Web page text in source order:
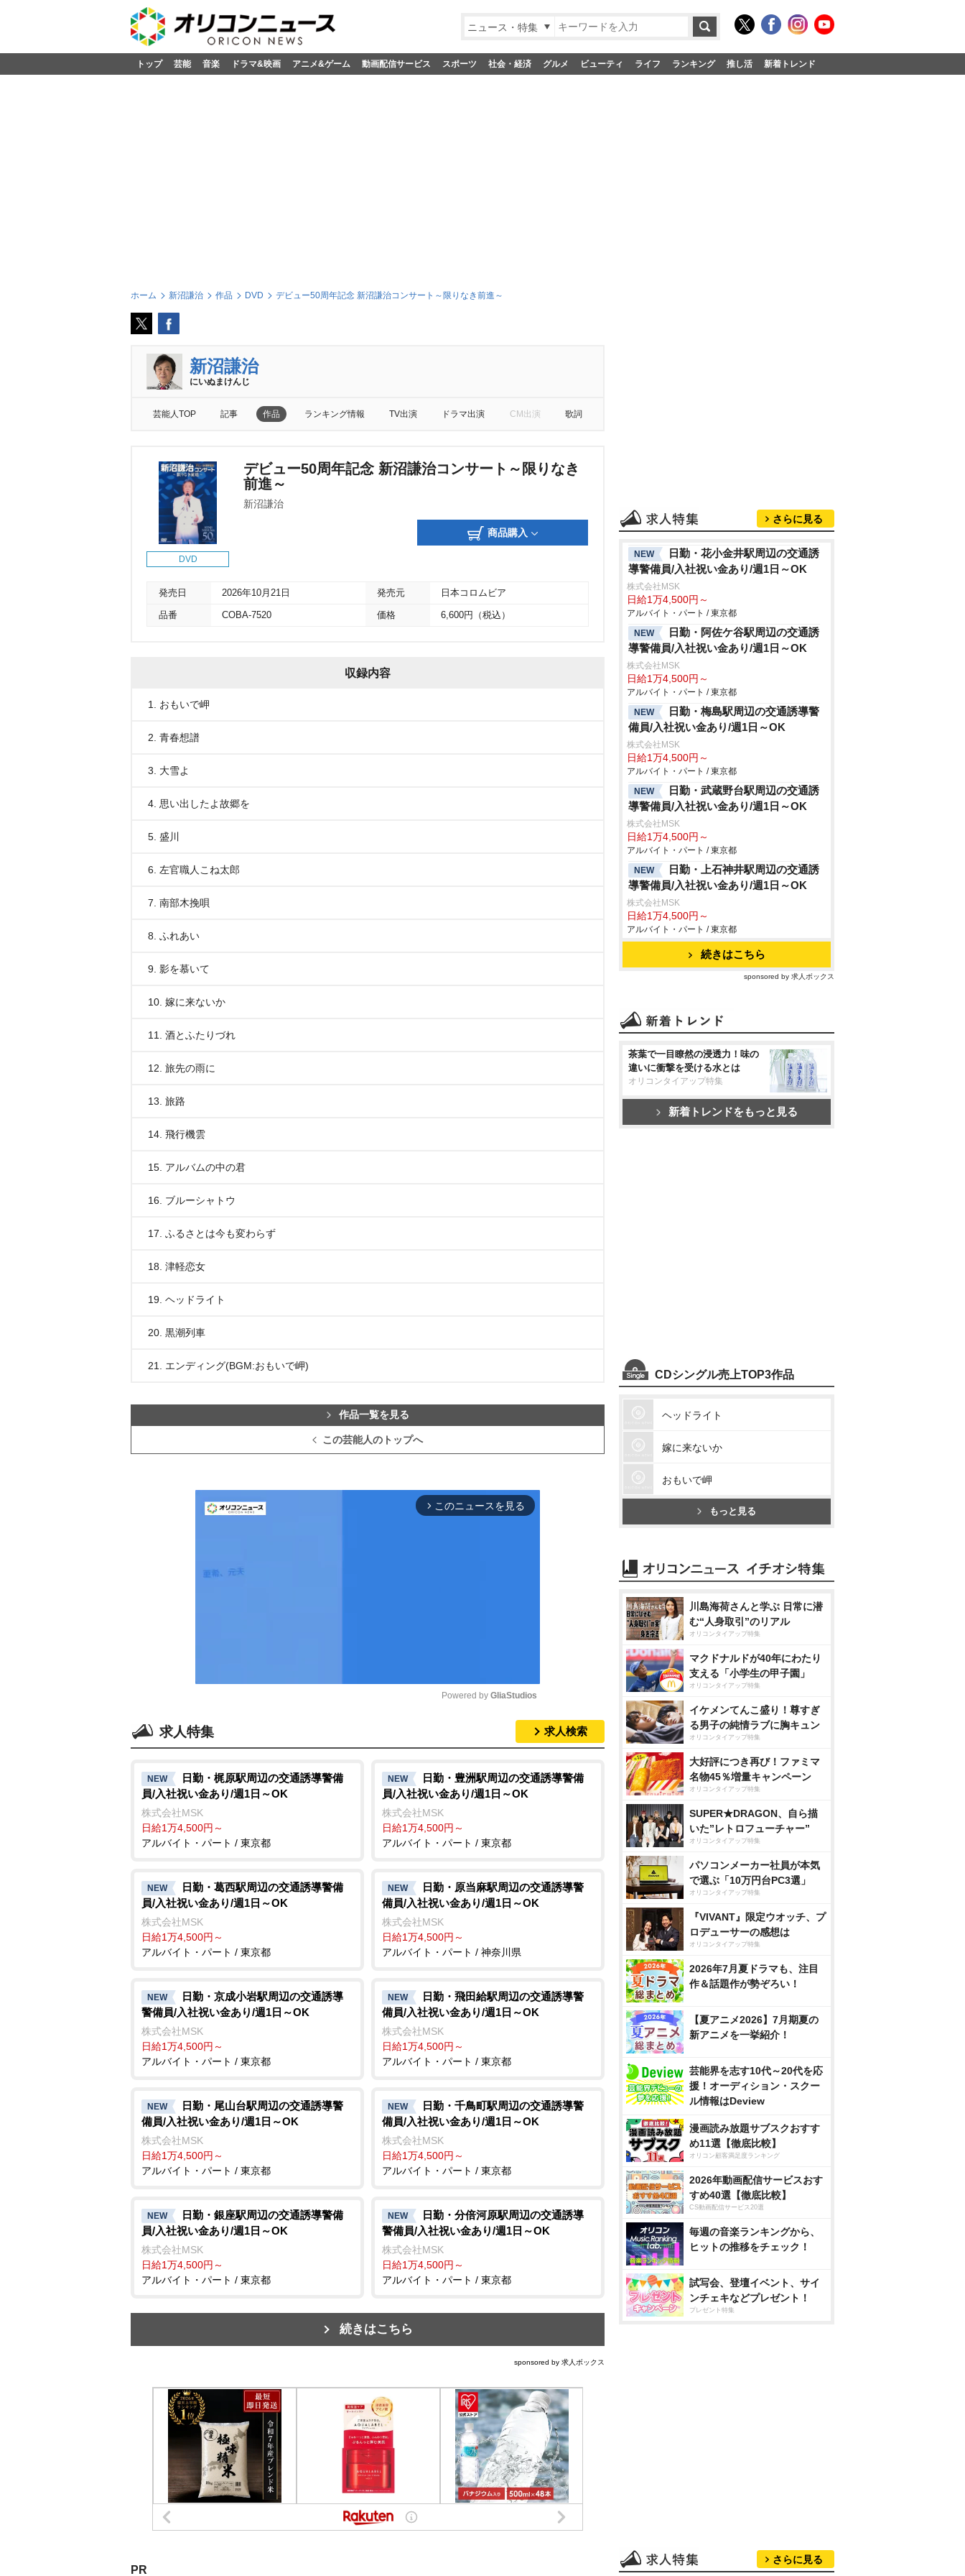
ニュース・特集
トップ 芸能 音楽 ドラマ&映画 アニメ&ゲーム 動画配信サービス スポーツ 社会・経済 グルメ ビューティ ライフ ランキング 推し活 新着トレンド
ホーム 新沼謙治 作品 DVD デビュー50周年記念 新沼謙治コンサート～限りなき前進～
新沼謙治
にいぬまけんじ
芸能人TOP 記事 作品 ランキング情報 TV出演 ドラマ出演 CM出演 歌詞
DVD
デビュー50周年記念 新沼謙治コンサート～限りなき
前進～
新沼謙治
商品購入
発売日 2026年10月21日 発売元 日本コロムビア
品番 COBA-7520 価格 6,600円（税込）
収録内容
1. おもいで岬
2. 青春想譜
3. 大雪よ
4. 思い出したよ故郷を
5. 盛川
6. 左官職人こね太郎
7. 南部木挽唄
8. ふれあい
9. 影を慕いて
10. 嫁に来ないか
11. 酒とふたりづれ
12. 旅先の雨に
13. 旅路
14. 飛行機雲
15. アルバムの中の君
16. ブルーシャトウ
17. ふるさとは今も変わらず
18. 津軽恋女
19. ヘッドライト
20. 黒潮列車
21. エンディング(BGM:おもいで岬)
作品一覧を見る
この芸能人のトップへ
arrow_forward_ios このニュースを見る
t
e
Powered by GliaStudios
求人特集 求人検索
NEW
日勤・梶原駅周辺の交通誘導警備
員/入社祝い金あり/週1日～OK
株式会社MSK
日給1万4,500円～
アルバイト・パート / 東京都
NEW
日勤・豊洲駅周辺の交通誘導警備
員/入社祝い金あり/週1日～OK
株式会社MSK
日給1万4,500円～
アルバイト・パート / 東京都
NEW
日勤・葛西駅周辺の交通誘導警備
員/入社祝い金あり/週1日～OK
株式会社MSK
日給1万4,500円～
アルバイト・パート / 東京都
NEW
日勤・原当麻駅周辺の交通誘導警
備員/入社祝い金あり/週1日～OK
株式会社MSK
日給1万4,500円～
アルバイト・パート / 神奈川県
NEW
日勤・京成小岩駅周辺の交通誘導
警備員/入社祝い金あり/週1日～OK
株式会社MSK
日給1万4,500円～
アルバイト・パート / 東京都
NEW
日勤・飛田給駅周辺の交通誘導警
備員/入社祝い金あり/週1日～OK
株式会社MSK
日給1万4,500円～
アルバイト・パート / 東京都
NEW
日勤・尾山台駅周辺の交通誘導警
備員/入社祝い金あり/週1日～OK
株式会社MSK
日給1万4,500円～
アルバイト・パート / 東京都
NEW
日勤・千鳥町駅周辺の交通誘導警
備員/入社祝い金あり/週1日～OK
株式会社MSK
日給1万4,500円～
アルバイト・パート / 東京都
NEW
日勤・銀座駅周辺の交通誘導警備
員/入社祝い金あり/週1日～OK
株式会社MSK
日給1万4,500円～
アルバイト・パート / 東京都
NEW
日勤・分倍河原駅周辺の交通誘導
警備員/入社祝い金あり/週1日～OK
株式会社MSK
日給1万4,500円～
アルバイト・パート / 東京都
続きはこちら
sponsored by 求人ボックス
PR
さらに見る
NEW
日勤・花小金井駅周辺の交通誘
導警備員/入社祝い金あり/週1日～OK
株式会社MSK
日給1万4,500円～
アルバイト・パート / 東京都
NEW
日勤・阿佐ケ谷駅周辺の交通誘
導警備員/入社祝い金あり/週1日～OK
株式会社MSK
日給1万4,500円～
アルバイト・パート / 東京都
NEW
日勤・梅島駅周辺の交通誘導警
備員/入社祝い金あり/週1日～OK
株式会社MSK
日給1万4,500円～
アルバイト・パート / 東京都
NEW
日勤・武蔵野台駅周辺の交通誘
導警備員/入社祝い金あり/週1日～OK
株式会社MSK
日給1万4,500円～
アルバイト・パート / 東京都
NEW
日勤・上石神井駅周辺の交通誘
導警備員/入社祝い金あり/週1日～OK
株式会社MSK
日給1万4,500円～
アルバイト・パート / 東京都
続きはこちら
sponsored by 求人ボックス
茶葉で一目瞭然の浸透力！味の
違いに衝撃を受ける水とは
オリコンタイアップ特集
新着トレンドをもっと見る
CDシングル売上TOP3作品
ヘッドライト
嫁に来ないか
おもいで岬
もっと見る
川島海荷さんと学ぶ 日常に潜
む“人身取引”のリアル
オリコンタイアップ特集
マクドナルドが40年にわたり
支える「小学生の甲子園」
オリコンタイアップ特集
イケメンてんこ盛り！尊すぎ
る男子の純情ラブに胸キュン
オリコンタイアップ特集
大好評につき再び！ファミマ
名物45％増量キャンペーン
オリコンタイアップ特集
SUPER★DRAGON、自ら描
いた”レトロフューチャー”
オリコンタイアップ特集
パソコンメーカー社員が本気
で選ぶ「10万円台PC3選」
オリコンタイアップ特集
『VIVANT』限定ウオッチ、プ
ロデューサーの感想は
オリコンタイアップ特集
2026年7月夏ドラマも、注目
作＆話題作が勢ぞろい！
【夏アニメ2026】7月期夏の
新アニメを一挙紹介！
芸能界を志す10代～20代を応
援！オーディション・スクー
ル情報はDeview
漫画読み放題サブスクおすす
め11選【徹底比較】
オリコン顧客満足度ランキング
2026年動画配信サービスおす
すめ40選【徹底比較】
CS動画配信サービス20選
毎週の音楽ランキングから、
ヒットの推移をチェック！
試写会、登壇イベント、サイ
ンチェキなどプレゼント！
プレゼント特集
さらに見る